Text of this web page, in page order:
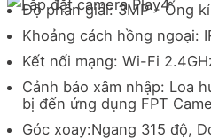
Độ phân giải: 3MP - Ống
Khoảng cách hồng ngoại:
Kết nối mạng: Wi-Fi
Cảnh báo xâm nhập: Loa
bị đến ứng dụng FPT
Góc xoay:Ngang 315 độ,